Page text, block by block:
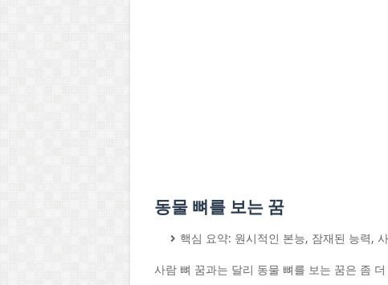
동물 뼈를 보는 꿈
핵심 요약: 원시적인 본능, 잠재된 능력,
사람 뼈 꿈과는 달리 동물 뼈를 보는 꿈은 좀